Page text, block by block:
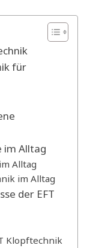
für
im Alltag
Alltag
im Alltag
der EFT
Klopftechnik